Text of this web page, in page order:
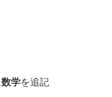
グリ
数学を追記